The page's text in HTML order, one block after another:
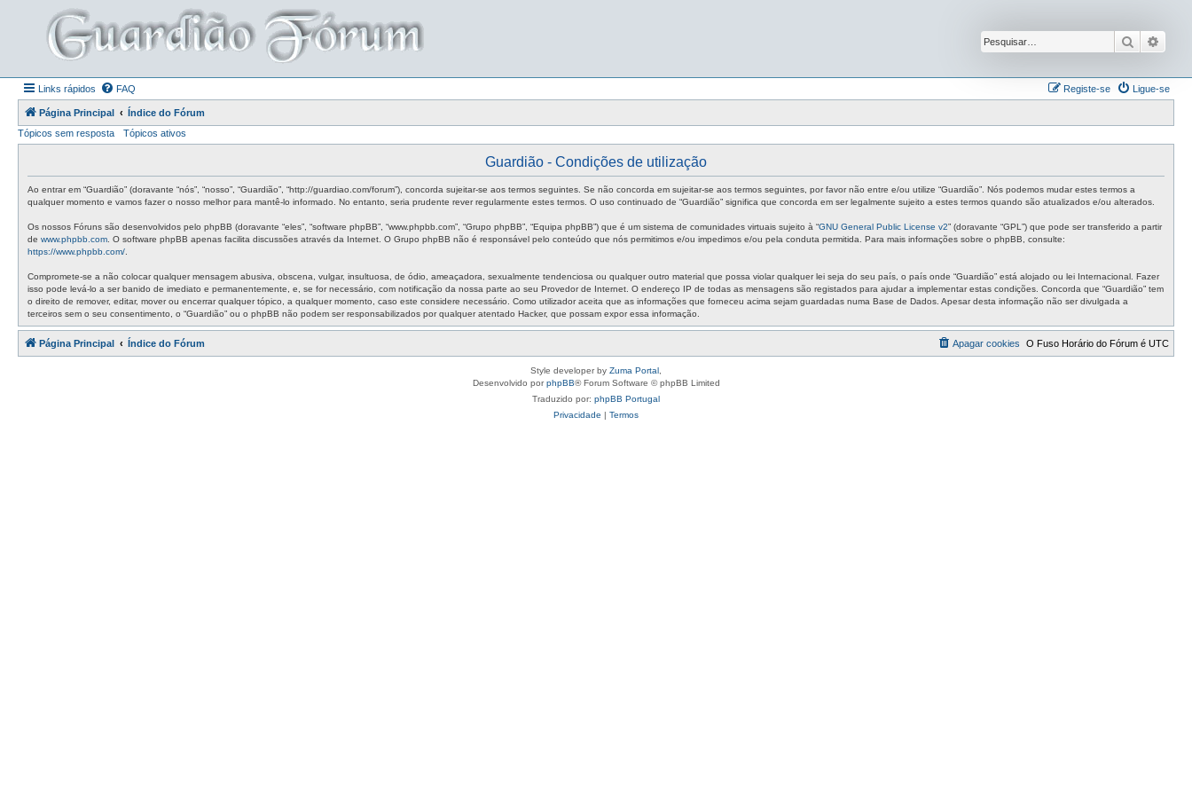
Pesquisar
Links rápidos FAQ Ligue-se
Registe-se
Página Principal
Índice do Fórum
Tópicos sem resposta
Tópicos ativos
Guardião - Condições de utilização
Ao entrar em “Guardião” (doravante “nós”, “nosso”, “Guardião”, “http://guardiao.com/forum”), concorda sujeitar-se aos termos seguintes. Se não concorda em sujeitar-se aos termos seguintes, por favor não entre e/ou utilize “Guardião”. Nós podemos mudar estes termos a
qualquer momento e vamos fazer o nosso melhor para mantê-lo informado. No entanto, seria prudente rever regularmente estes termos. O uso continuado de “Guardião” significa que concorda em ser legalmente sujeito a estes termos quando são atualizados e/ou alterados.
Os nossos Fóruns são desenvolvidos pelo phpBB (doravante “eles”, “software phpBB”, “www.phpbb.com”, “Grupo phpBB”, “Equipa phpBB”) que é um sistema de comunidades virtuais sujeito à “GNU General Public License v2” (doravante “GPL”) que pode ser transferido a partir
de www.phpbb.com . O software phpBB apenas facilita discussões através da Internet. O Grupo phpBB não é responsável pelo conteúdo que nós permitimos e/ou impedimos e/ou pela conduta permitida. Para mais informações sobre o phpBB, consulte:
https://www.phpbb.com/
Compromete-se a não colocar qualquer mensagem abusiva, obscena, vulgar, insultuosa, de ódio, ameaçadora, sexualmente tendenciosa ou qualquer outro material que possa violar qualquer lei seja do seu país, o país onde “Guardião” está alojado ou lei Internacional. Fazer
isso pode levá-lo a ser banido de imediato e permanentemente, e, se for necessário, com notificação da nossa parte ao seu Provedor de Internet. O endereço IP de todas as mensagens são registados para ajudar a implementar estas condições. Concorda que “Guardião” tem
o direito de remover, editar, mover ou encerrar qualquer tópico, a qualquer momento, caso este considere necessário. Como utilizador aceita que as informações que forneceu acima sejam guardadas numa Base de Dados. Apesar desta informação não ser divulgada a
terceiros sem o seu consentimento, o “Guardião” ou o phpBB não podem ser responsabilizados por qualquer atentado Hacker, que possam expor essa informação.
Página Principal Índice do Fórum O Fuso Horário do Fórum é UTC
Apagar cookies
Style developer by Zuma Portal
Desenvolvido porphpBB® Forum Software © phpBB Limited
Traduzido por: phpBB Portugal
Privacidade | Termos